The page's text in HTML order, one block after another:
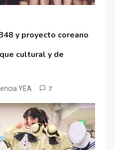
y proyecto coreano
cultural y de
YEA 7